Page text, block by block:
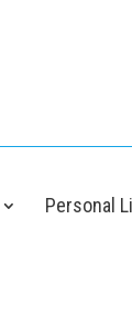
Personal